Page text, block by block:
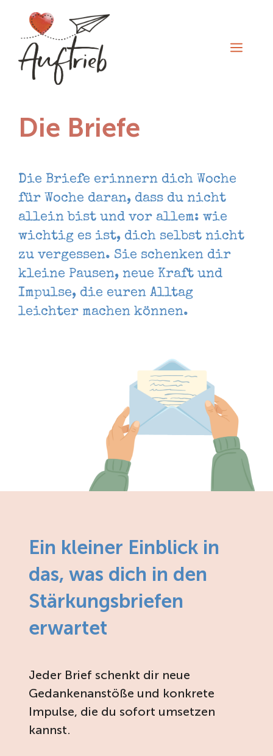
Inhalt
springen
Die Briefe
Die Briefe erinnern dich Woche
für Woche daran, dass du nicht
allein bist und vor allem: wie
wichtig es ist, dich selbst nicht
zu vergessen. Sie schenken dir
kleine Pausen, neue Kraft und
Impulse, die euren Alltag
leichter machen können.
Ein kleiner Einblick in
das, was dich in den
Stärkungsbriefen
erwartet
Jeder Brief schenkt dir neue
Gedankenanstöße und konkrete
Impulse, die du sofort umsetzen
kannst.